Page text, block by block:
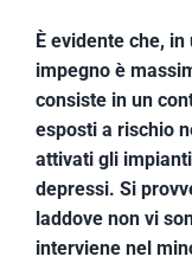
È evidente che,
impegno è
consiste in un
esposti a rischio
attivati gli
depressi. Si
laddove non vi
interviene nel